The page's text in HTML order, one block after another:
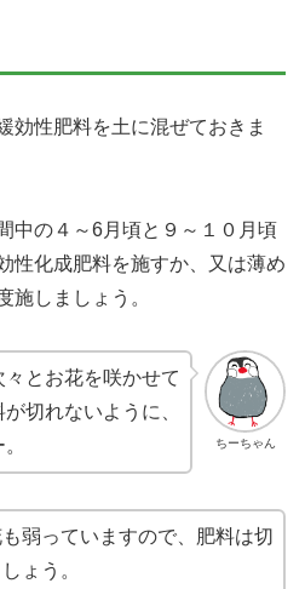
効性肥料を土に混ぜておきま
中の４～6月頃と９～１０月頃
性化成肥料を施すか、又は薄め
施しましょう。
ちーちゃん
とお花を咲かせて
切れないように、
弱っていますので、肥料は切
ょう。